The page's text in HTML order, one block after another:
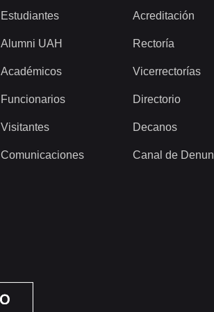
Estudiantes
Alumni UAH
Académicos
Funcionarios
Visitantes
Comunicaciones
Acreditación
Rectoría
Vicerrectorías
Directorio
Decanos
Canal de